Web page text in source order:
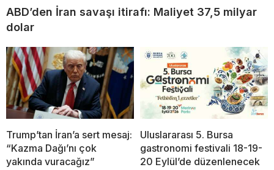
ABD’den İran savaşı itirafı: Maliyet 37,5 milyar
dolar
Trump’tan İran’a sert mesaj:
“Kazma Dağı’nı çok
yakında vuracağız”
Uluslararası 5. Bursa
gastronomi festivali 18-19-
20 Eylül’de düzenlenecek